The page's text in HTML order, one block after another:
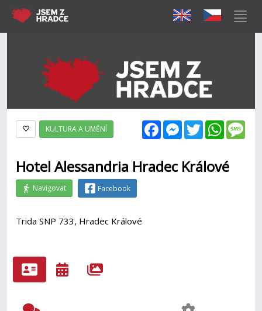
FacebookMessenger
Twitter
KULTURA A UMĚNÍ
Hotel Alessandria Hradec Králové
Navigovat Facebook
Trida SNP 733, Hradec Králové